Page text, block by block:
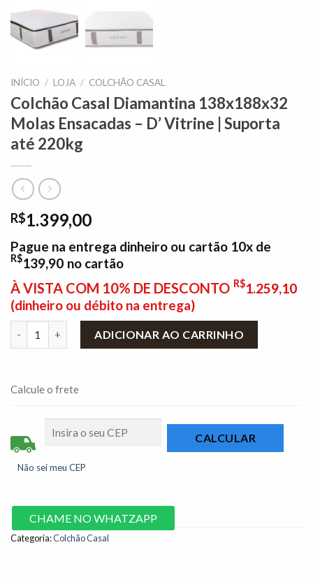
INÍCIO / LOJA / COLCHÃO CASAL
Colchão Casal Diamantina 138x188x32
Molas Ensacadas – D’ Vitrine | Suporta
até 220kg
R$1.399,00
Pague na entrega dinheiro ou cartão 10x de
R$139,90 no cartão
À VISTA COM 10% DE DESCONTO R$1.259,10
(dinheiro ou débito na entrega)
ADICIONAR AO CARRINHO
Calcule o frete
Não sei meu CEP
CHAME NO WHATZAPP
Categoria:Colchão Casal